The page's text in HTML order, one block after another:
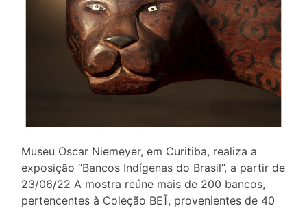
Museu Oscar Niemeyer, em Curitiba, realiza a
exposição “Bancos Indígenas do Brasil”, a partir de
23/06/22 A mostra reúne mais de 200 bancos,
pertencentes à Coleção BEĨ, provenientes de 40